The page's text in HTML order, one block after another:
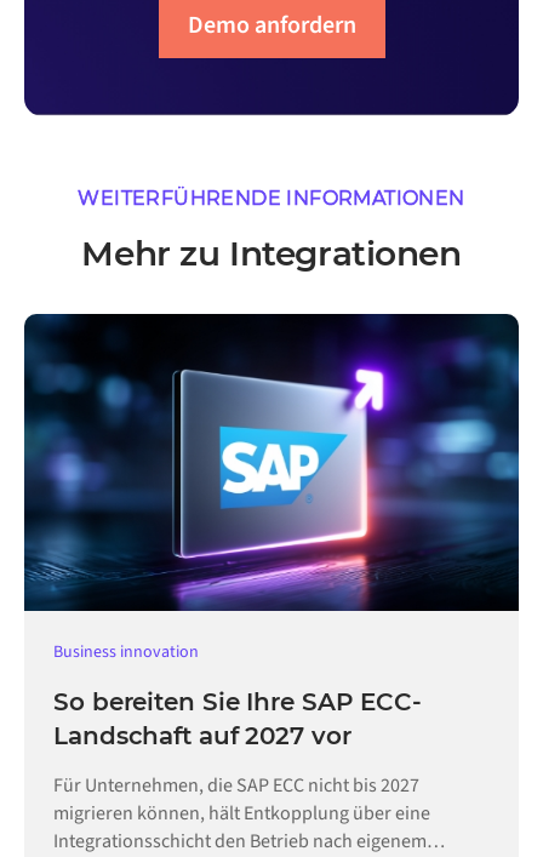
Demo anfordern
WEITERFÜHRENDE INFORMATIONEN
Mehr zu Integrationen
Business innovation
So bereiten Sie Ihre SAP ECC-
Landschaft auf 2027 vor
Für Unternehmen, die SAP ECC nicht bis 2027
migrieren können, hält Entkopplung über eine
Integrationsschicht den Betrieb nach eigenem